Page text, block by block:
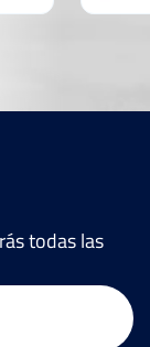
todas las